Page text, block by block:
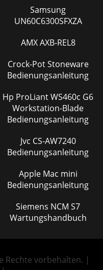
Samsung
UN60C6300SFXZA
AMX AXB-REL8
Crock-Pot Stoneware
Bedienungsanleitung
Hp ProLiant WS460c G6
Workstation-Blade
Bedienungsanleitung
Jvc CS-AW7240
Bedienungsanleitung
Apple Mac mini
Bedienungsanleitung
Siemens NCM S7
Wartungshandbuch
Rechte vorbehalten. |